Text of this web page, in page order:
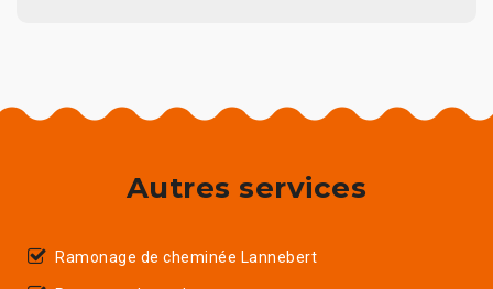
Autres services
Ramonage de cheminée Lannebert